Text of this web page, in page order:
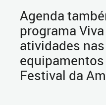
Agenda
programa
atividades
Festival da